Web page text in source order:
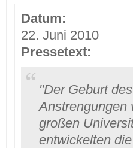
Datum:
22. Juni 2010
Pressetext:
"Der Geburt
Anstrengungen
großen
entwickelten